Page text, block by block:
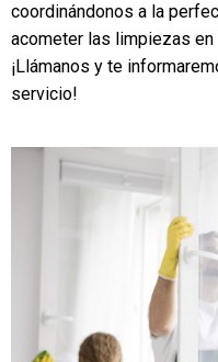
coordinándonos a la
acometer las limpiezas
¡Llámanos y te
servicio!